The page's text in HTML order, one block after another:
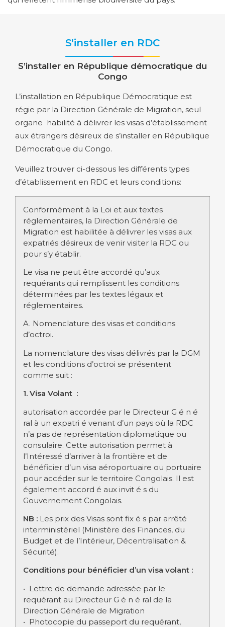
S'installer en RDC
S’installer en République démocratique du
Congo
L’installation en République Démocratique est
régie par la Direction Générale de Migration, seul
organe habilité à délivrer les visas d’établissement
aux étrangers désireux de s’installer en République
Démocratique du Congo.
Veuillez trouver ci-dessous les différents types
d’établissement en RDC et leurs conditions:
Conformément à la Loi et aux textes
réglementaires, la Direction Générale de
Migration est habilitée à délivrer les visas aux
expatriés désireux de venir visiter la RDC ou
pour s’y établir.
Le visa ne peut être accordé qu’aux
requérants qui remplissent les conditions
déterminées par les textes légaux et
réglementaires.
A. Nomenclature des visas et conditions
d’octroi.
La nomenclature des visas délivrés par la DGM
et les conditions d’octroi se présentent
comme suit :
1. Visa Volant :
autorisation accordée par le Directeur G é n é
ral à un expatri é venant d’un pays où la RDC
n’a pas de représentation diplomatique ou
consulaire. Cette autorisation permet à
l’Intéressé d’arriver à la frontière et de
bénéficier d’un visa aéroportuaire ou portuaire
pour accéder sur le territoire Congolais. Il est
également accord é aux invit é s du
Gouvernement Congolais.
NB : Les prix des Visas sont fix é s par arrêté
interministériel (Ministère des Finances, du
Budget et de l’Intérieur, Décentralisation &
Sécurité).
Conditions pour bénéficier d’un visa volant :
• Lettre de demande adressée par le
requérant au Directeur G é n é ral de la
Direction Générale de Migration
• Photocopie du passeport du requérant,